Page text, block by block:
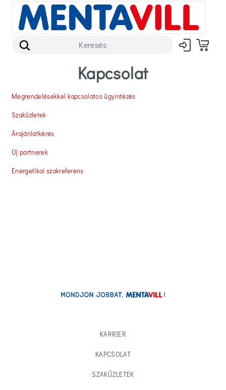
Kapcsolat
Megrendelésekkel kapcsolatos ügyintézés
Szaküzletek
Árajánlatkérés
Új partnerek
Energetikai szakreferens
KARRIER
KAPCSOLAT
SZAKÜZLETEK